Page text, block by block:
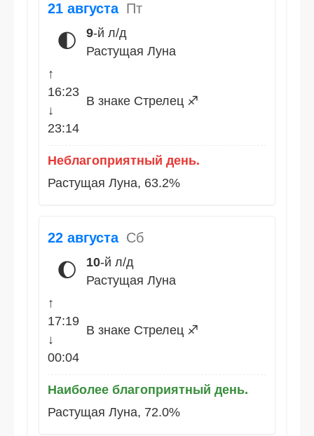
21 августа Пт
🌓 9-й л/д
Растущая Луна
↑
16:23
↓
23:14
В знаке Стрелец ♐
Неблагоприятный день.
Растущая Луна, 63.2%
22 августа Сб
🌔 10-й л/д
Растущая Луна
↑
17:19
↓
00:04
В знаке Стрелец ♐
Наиболее благоприятный день.
Растущая Луна, 72.0%